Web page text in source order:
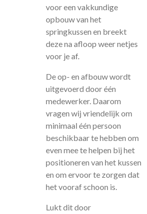
voor een vakkundige
opbouw van het
springkussen en breekt
deze na afloop weer netjes
voor je af.
De op- en afbouw wordt
uitgevoerd door één
medewerker. Daarom
vragen wij vriendelijk om
minimaal één persoon
beschikbaar te hebben om
even mee te helpen bij het
positioneren van het kussen
en om ervoor te zorgen dat
het vooraf schoon is.
Lukt dit door